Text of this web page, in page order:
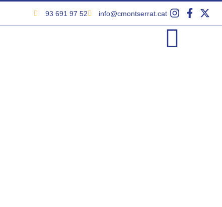
93 691 97 52 info@cmontserrat.cat